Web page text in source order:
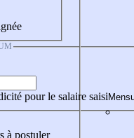
pour le salaire saisi
à postuler